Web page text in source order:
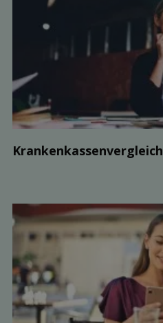
Kranken­kassen­vergleich